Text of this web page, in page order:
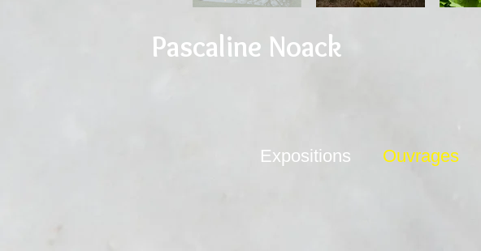
Expositions Ouvrages
Pascaline Noack